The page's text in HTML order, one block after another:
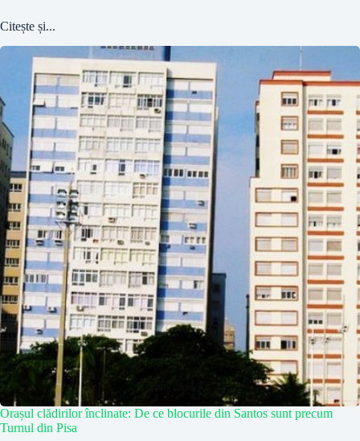
Citește și...
Orașul clădirilor înclinate: De ce blocurile din Santos sunt precum
Turnul din Pisa